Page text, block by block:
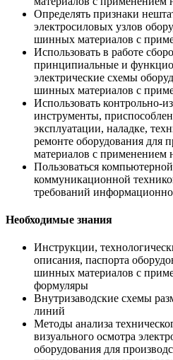
Определять признаки
электросиловых узлов
шинных материалов с
Использовать в работе
принципиальные и
электрические схемы
шинных материалов с
Использовать контрольно-
инструменты,
эксплуатации, наладке,
ремонте оборудования для
материалов с применением
Пользоваться
коммуникационной
требований
Необходимые знания
Инструкции,
описания, паспорта
шинных материалов с
формуляры
Внутризаводские схемы
линий
Методы анализа
визуального осмотра
оборудования для